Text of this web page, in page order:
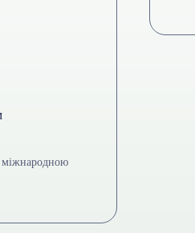
міжнародною